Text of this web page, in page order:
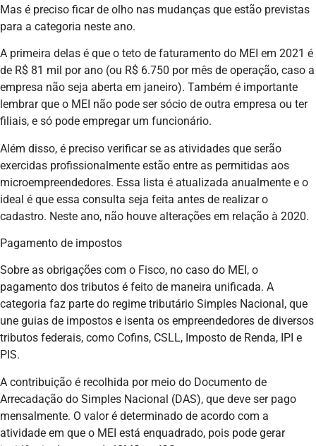
Mas é preciso ficar de olho nas mudanças que estão previstas
para a categoria neste ano.
A primeira delas é que o teto de faturamento do MEI em 2021 é
de R$ 81 mil por ano (ou R$ 6.750 por mês de operação, caso a
empresa não seja aberta em janeiro). Também é importante
lembrar que o MEI não pode ser sócio de outra empresa ou ter
filiais, e só pode empregar um funcionário.
Além disso, é preciso verificar se as atividades que serão
exercidas profissionalmente estão entre as permitidas aos
microempreendedores. Essa lista é atualizada anualmente e o
ideal é que essa consulta seja feita antes de realizar o
cadastro. Neste ano, não houve alterações em relação à 2020.
Pagamento de impostos
Sobre as obrigações com o Fisco, no caso do MEI, o
pagamento dos tributos é feito de maneira unificada. A
categoria faz parte do regime tributário Simples Nacional, que
une guias de impostos e isenta os empreendedores de diversos
tributos federais, como Cofins, CSLL, Imposto de Renda, IPI e
PIS.
A contribuição é recolhida por meio do Documento de
Arrecadação do Simples Nacional (DAS), que deve ser pago
mensalmente. O valor é determinado de acordo com a
atividade em que o MEI está enquadrado, pois pode gerar